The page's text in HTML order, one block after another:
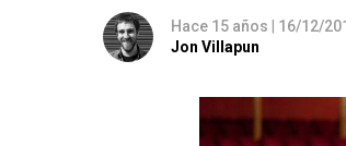
Hace 15 años | 16/12/
Jon Villapun